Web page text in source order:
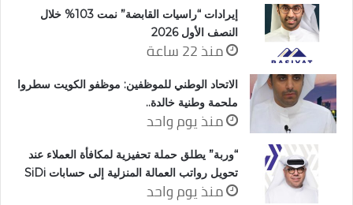
إيرادات “راسيات القابضة” نمت 103% خلال
النصف الأول 2026
منذ 22 ساعة
الاتحاد الوطني للموظفين: موظفو الكويت سطروا
ملحمة وطنية خالدة..
منذ يوم واحد
“وربة” يطلق حملة تحفيزية لمكافأة العملاء عند
تحويل رواتب العمالة المنزلية إلى حسابات SiDi
منذ يوم واحد